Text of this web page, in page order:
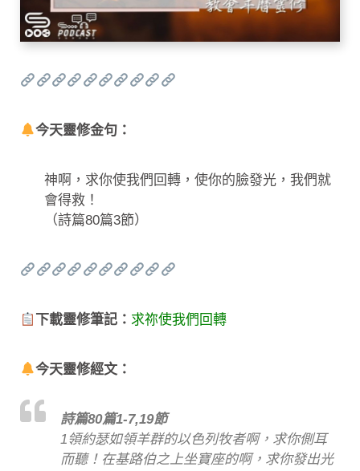
今天靈修金句：
神啊，求你使我們回轉，使你的臉發光，我們就
會得救！
（詩篇80篇3節）
下載靈修筆記： 求祢使我們回轉
今天靈修經文：
詩篇80篇1-7,19節
1領約瑟如領羊群的以色列牧者啊，求你側耳
而聽！在基路伯之上坐寶座的啊，求你發出光